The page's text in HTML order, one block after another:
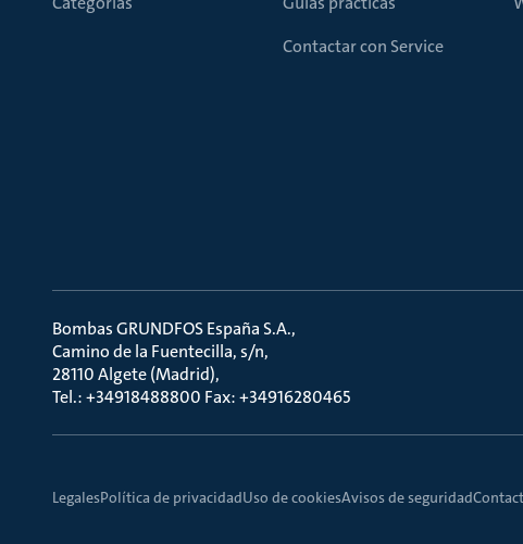
Contactar con Service
Bombas GRUNDFOS España S.A.
Camino de la Fuentecilla, s/n
28110 Algete (Madrid)
Tel.: +34918488800 Fax: +34916280465
LegalesPolítica de privacidadUso de cookiesAvisos de seguridad